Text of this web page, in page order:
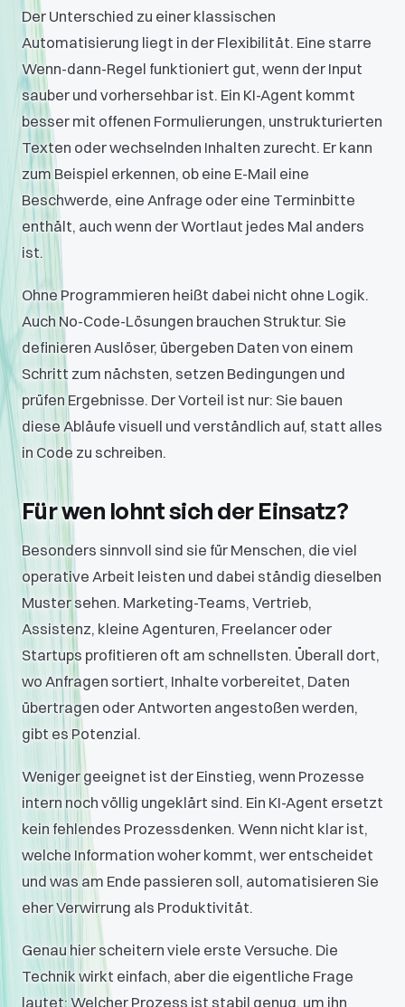
Der Unterschied zu einer klassischen
Automatisierung liegt in der Flexibilität. Eine starre
Wenn-dann-Regel funktioniert gut, wenn der Input
sauber und vorhersehbar ist. Ein KI-Agent kommt
besser mit offenen Formulierungen, unstrukturierten
Texten oder wechselnden Inhalten zurecht. Er kann
zum Beispiel erkennen, ob eine E-Mail eine
Beschwerde, eine Anfrage oder eine Terminbitte
enthält, auch wenn der Wortlaut jedes Mal anders
ist.
Ohne Programmieren heißt dabei nicht ohne Logik.
Auch No-Code-Lösungen brauchen Struktur. Sie
definieren Auslöser, übergeben Daten von einem
Schritt zum nächsten, setzen Bedingungen und
prüfen Ergebnisse. Der Vorteil ist nur: Sie bauen
diese Abläufe visuell und verständlich auf, statt alles
in Code zu schreiben.
Für wen lohnt sich der Einsatz?
Besonders sinnvoll sind sie für Menschen, die viel
operative Arbeit leisten und dabei ständig dieselben
Muster sehen. Marketing-Teams, Vertrieb,
Assistenz, kleine Agenturen, Freelancer oder
Startups profitieren oft am schnellsten. Überall dort,
wo Anfragen sortiert, Inhalte vorbereitet, Daten
übertragen oder Antworten angestoßen werden,
gibt es Potenzial.
Weniger geeignet ist der Einstieg, wenn Prozesse
intern noch völlig ungeklärt sind. Ein KI-Agent ersetzt
kein fehlendes Prozessdenken. Wenn nicht klar ist,
welche Information woher kommt, wer entscheidet
und was am Ende passieren soll, automatisieren Sie
eher Verwirrung als Produktivität.
Genau hier scheitern viele erste Versuche. Die
Technik wirkt einfach, aber die eigentliche Frage
lautet: Welcher Prozess ist stabil genug, um ihn